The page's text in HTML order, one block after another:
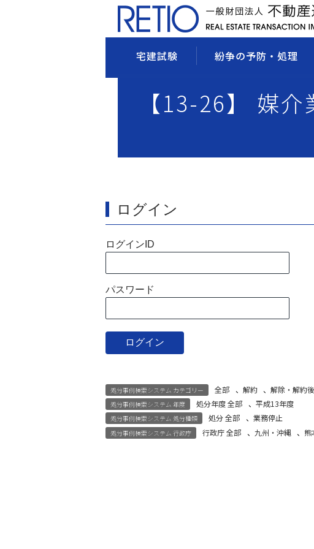
宅建試験 紛争の予防・処理
【13-26】 媒
ログイン
ログインID
パスワード
処分事例検索システム カテゴリー 全部 、 解約 、解除・解約
処分事例検索システム 年度 処分年度 全部 、 平成13年度
処分事例検索システム 処分種類 処分 全部 、 業務停止
処分事例検索システム 行政庁 行政庁 全部 、 九州・沖縄 、熊